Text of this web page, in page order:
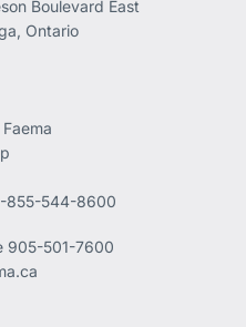
Boulevard East
Ontario
855-544-8600
905-501-7600